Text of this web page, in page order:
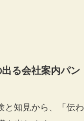
る会社案内パン
と知見から、「伝わ